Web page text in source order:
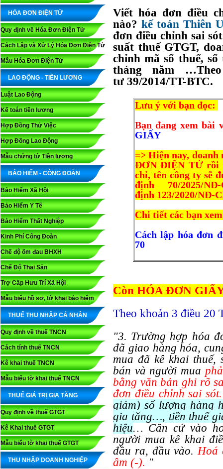
HÓA ĐƠN ĐIỆN TỬ
Quy định về Hóa Đơn Điện Tử
Cách Lập và Xử Lý Hóa Đơn Điện Tử
Mẫu Hóa Đơn Điện Tử
LAO ĐỘNG - TIỀN LƯƠNG
Luật Lao Động
Kế toán tiền lương
Hợp Đồng Thử Việc
Hợp Đồng Lao Động
Mẫu chứng từ Tiền lương
BẢO HIỂM - CÔNG ĐOÀN
Bảo Hiểm Xã Hội
Bảo Hiểm Y Tế
Bảo Hiểm Thất Nghiệp
Kinh Phí Công Đoàn
Chế độ ốm đau BHXH
Chế Độ Thai Sản
Trợ Cấp Hưu Trí Xã Hội
Mẫu biểu hồ sơ, tờ khai bảo hiểm
THUẾ THU NHẬP CÁ NHÂN
Quy định về thuế TNCN
Cách tính thuế TNCN
Kê khai thuế TNCN
Mẫu biểu tờ khai thuế TNCN
THUẾ GIÁ TRỊ GIA TĂNG
Quy định về thuế GTGT
Kê Khai thuế GTGT
Mẫu biểu tờ khai thuế GTGT
THU NHẬP DOANH NGHIỆP
Viết hóa đơn điều
nào?kế toán Thiên
đơn điều chỉnh sai
suất thuế GTGT,
chỉnh mã số thuế,
tháng năm
tư 39/2014/TT-BTC.
Lưu ý với bạn đọc:
Bạn đang xem bài
GIẤY
=> Hiện nay, doanh
ĐƠN ĐIỆN TỬ rồi
chỉ, tên công ty sẽ
định 70/2025/
định 123/2020/NĐ-
Chi tiết các bạn
Cách lập hóa đơn
70
Còn HÓA ĐƠN
Theo khoản 3 điều 20
"3. Trường hợp hóa
đã giao hàng hóa,
mua đã kê khai
bán và người mua
bằng văn bản ghi rõ
đơn điều chỉnh sai sót.
giám) số lượng hàng
gia tăng…, tiền thuế
hiệu… Căn cứ vào
người mua kê khai
đầu ra, đầu vào.Hoá
âm (-). "